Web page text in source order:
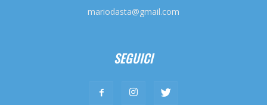
mariodasta@gmail.com
SEGUICI